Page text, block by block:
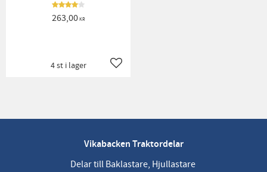
263,00KR
Lägg till i favoriter
4 st i lager
Vikabacken Traktordelar
Delar till Baklastare, Hjullastare